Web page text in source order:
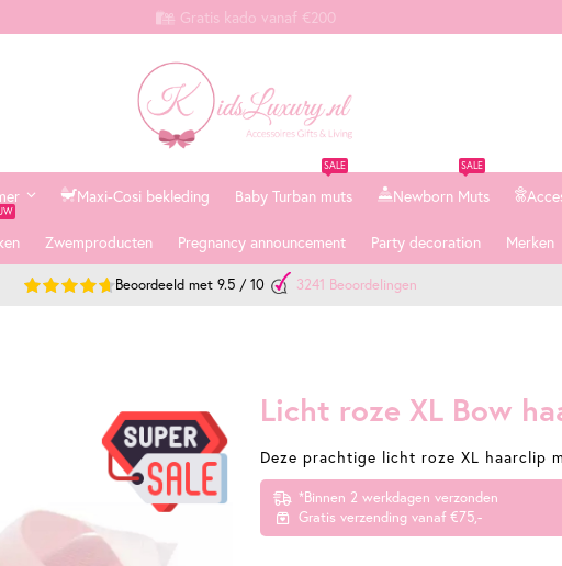
Gratis kado vanaf €200
Maxi-Cosi bekleding Baby Turban muts
SALE
Newborn Muts
SALE
Zwemproducten Pregnancy announcement Party decoration Merken
Beoordeeld met 9.5/10 3241 Beoordelingen
Licht roze XL Bow
Deze prachtige licht roze XL haarclip
*Binnen 2 werkdagen verzonden
Gratis verzending vanaf €75,-